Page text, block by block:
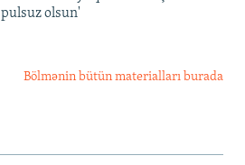
pulsuz olsun'
Bölmənin bütün materialları burada